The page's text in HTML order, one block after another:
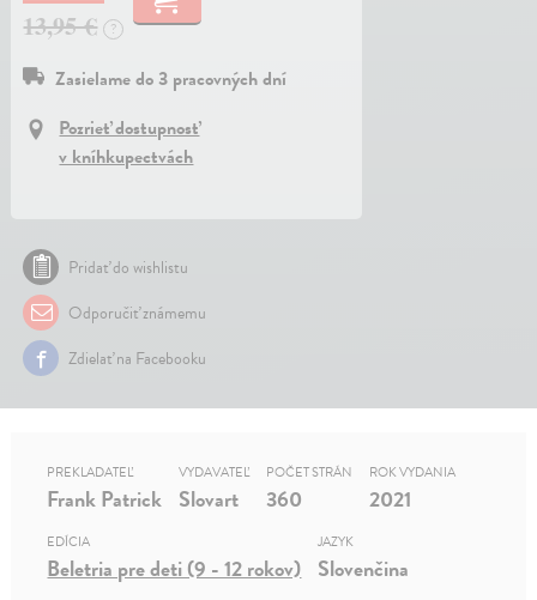
13,95 €
?
Zasielame do 3 pracovných dní
Pozrieť dostupnosť
v kníhkupectvách
Pridať do wishlistu
Odporučiť známemu
Zdielať na Facebooku
PREKLADATEĽ
Frank Patrick
VYDAVATEĽ
Slovart
POČET STRÁN
360
ROK VYDANIA
2021
EDÍCIA
Beletria pre deti (9 - 12 rokov)
JAZYK
Slovenčina